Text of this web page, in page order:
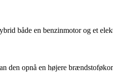
både en benzinmotor og et
opnå en højere